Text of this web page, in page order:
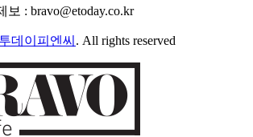
: bravo@etoday.co.kr
데이피엔씨 . All rights reserved